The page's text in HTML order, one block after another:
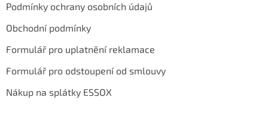
Podmínky ochrany osobních údajů
Obchodní podmínky
Formulář pro uplatnění reklamace
Formulář pro odstoupení od smlouvy
Nákup na splátky ESSOX